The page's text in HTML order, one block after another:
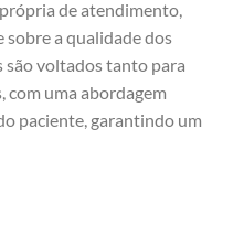
de atendimento,
a qualidade dos
são voltados tanto para
com uma abordagem
paciente, garantindo um